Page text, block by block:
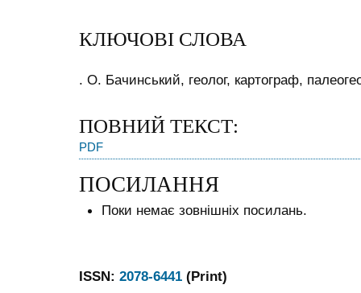
КЛЮЧОВІ СЛОВА
. О. Бачинський, геолог, картограф,
ПОВНИЙ ТЕКСТ:
PDF
ПОСИЛАННЯ
Поки немає зовнішніх посилань.
ISSN: 2078-6441 (Print)